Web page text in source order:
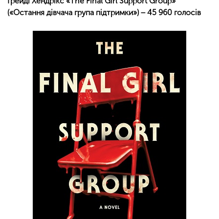
(«Остання дівчача група підтримки») − 45 960 голосів